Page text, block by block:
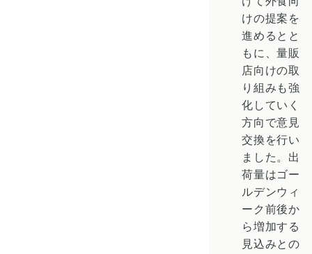
けの提案を
進めるとと
もに、量販
店向けの取
り組みも強
化していく
方向で意見
交換を行い
ました。出
荷量はゴー
ルデンウィ
ーク前後か
ら増加する
見込みとの